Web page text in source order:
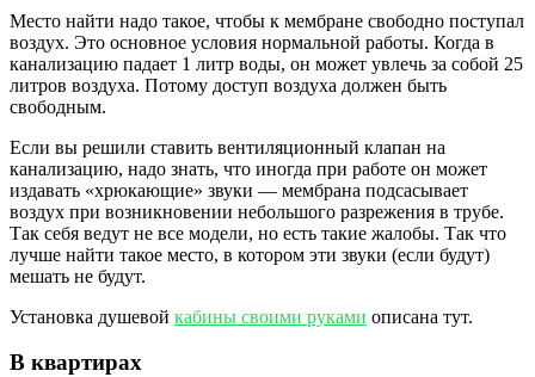
Место найти надо такое, чтобы к мембране свободно поступал
воздух. Это основное условия нормальной работы. Когда в
канализацию падает 1 литр воды, он может увлечь за собой 25
литров воздуха. Потому доступ воздуха должен быть
свободным.
Если вы решили ставить вентиляционный клапан на
канализацию, надо знать, что иногда при работе он может
издавать «хрюкающие» звуки — мембрана подсасывает
воздух при возникновении небольшого разрежения в трубе.
Так себя ведут не все модели, но есть такие жалобы. Так что
лучше найти такое место, в котором эти звуки (если будут)
мешать не будут.
Установка душевой кабины своими руками описана тут.
В квартирах